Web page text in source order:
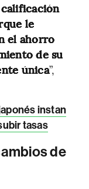
le
el ahorro
de su
única”,
instan
tasas
de